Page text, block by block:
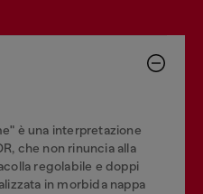
è una interpretazione
che non rinuncia alla
regolabile e doppi
in morbida nappa